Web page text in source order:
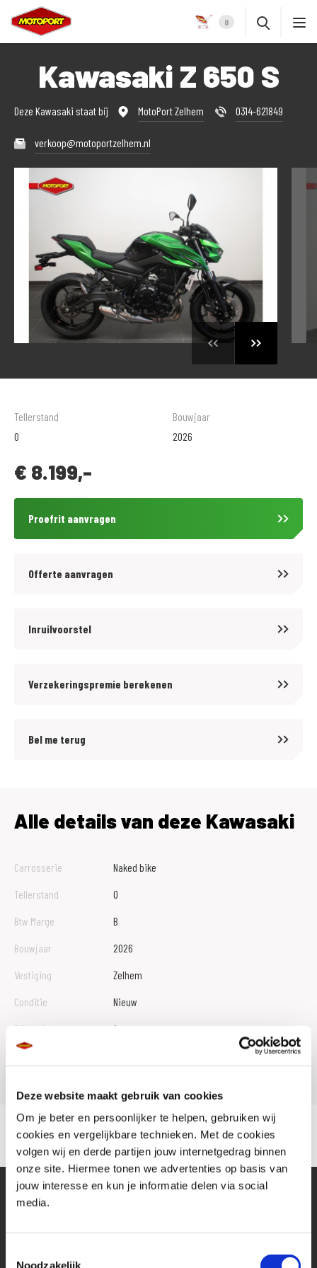
Deze website maakt gebruik van cookies
Om je beter en persoonlijker te helpen, gebruiken wij
cookies en vergelijkbare technieken. Met de cookies
volgen wij en derde partijen jouw internetgedrag binnen
onze site. Hiermee tonen we advertenties op basis van
jouw interesse en kun je informatie delen via social
media.
Noodzakelijk
0
Kawasaki Z 650 S
Deze Kawasaki staat bij MotoPort Zelhem 0314-621849
verkoop@motoportzelhem.nl
Tellerstand
0
Bouwjaar
2026
€ 8.199,-
Proefrit aanvragen
Offerte aanvragen
Inruilvoorstel
Verzekeringspremie berekenen
Bel me terug
Alle details van deze Kawasaki
Carrosserie
Naked bike
Tellerstand
0
Btw Marge
B
Bouwjaar
2026
Vestiging
Zelhem
Conditie
Nieuw
Rijbewijs type
A